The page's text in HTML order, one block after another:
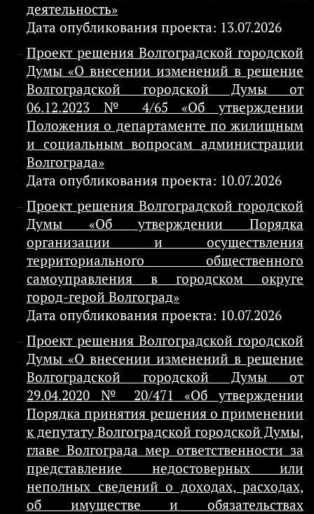
деятельность»
Дата опубликования проекта: 13.07.2026
Проект решения Волгоградской городской
Думы «О внесении изменений в решение
Волгоградской городской Думы от
06.12.2023 № 4/65 «Об утверждении
Положения о департаменте по жилищным
и социальным вопросам администрации
Волгограда»
Дата опубликования проекта: 10.07.2026
Проект решения Волгоградской городской
Думы «Об утверждении Порядка
организации и осуществления
территориального общественного
самоуправления в городском округе
город-герой Волгоград»
Дата опубликования проекта: 10.07.2026
Проект решения Волгоградской городской
Думы «О внесении изменений в решение
Волгоградской городской Думы от
29.04.2020 № 20/471 «Об утверждении
Порядка принятия решения о применении
к депутату Волгоградской городской Думы,
главе Волгограда мер ответственности за
представление недостоверных или
неполных сведений о доходах, расходах,
об имуществе и обязательствах